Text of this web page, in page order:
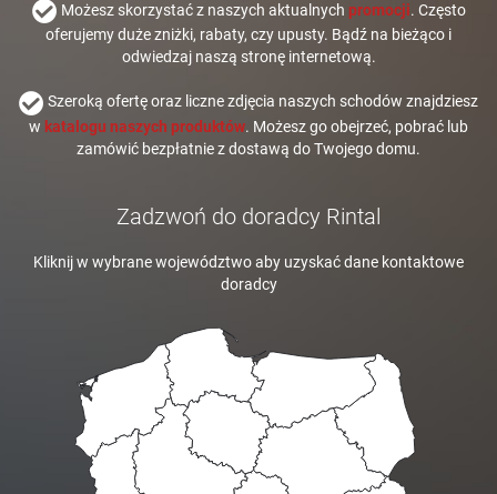
Możesz skorzystać z naszych aktualnych promocji. Często
oferujemy duże zniżki, rabaty, czy upusty. Bądź na bieżąco i
odwiedzaj naszą stronę internetową.
Szeroką ofertę oraz liczne zdjęcia naszych schodów znajdziesz
w katalogu naszych produktów. Możesz go obejrzeć, pobrać lub
zamówić bezpłatnie z dostawą do Twojego domu.
Zadzwoń do doradcy Rintal
Kliknij w wybrane województwo aby uzyskać dane kontaktowe
doradcy